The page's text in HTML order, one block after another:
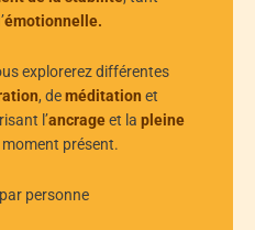
émotionnelle.
explorerez différentes
, deméditation et
l’ancrageet la pleine
présent.
personne